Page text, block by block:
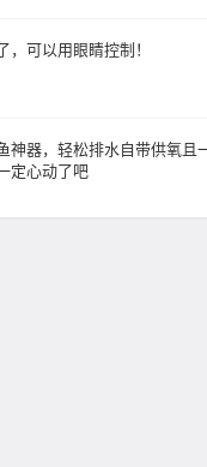
，可以用眼睛控制！
神器，轻松排水自带供氧且
定心动了吧